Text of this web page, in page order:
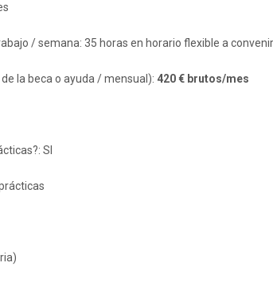
/ semana: 35 horas en horario flexible a convenir
la beca o ayuda / mensual): 420 € brutos/mes
SI